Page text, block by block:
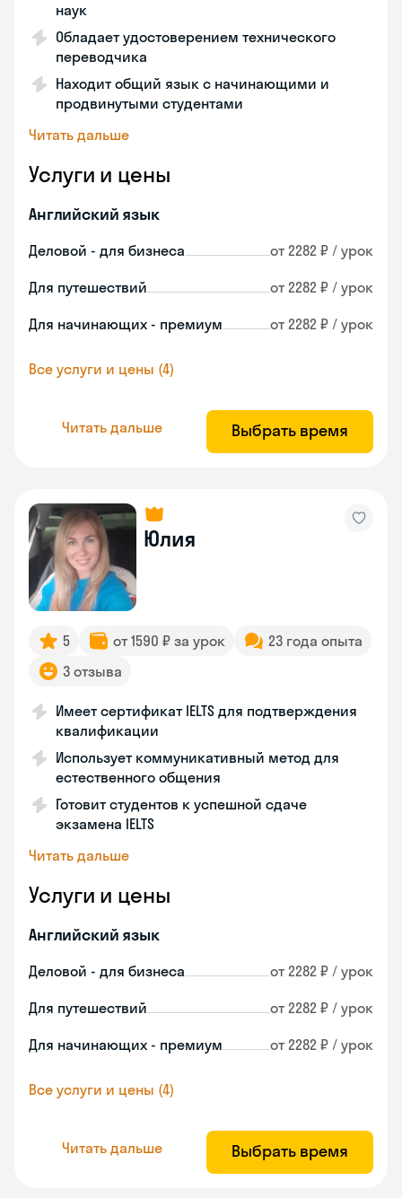
наук
Обладает удостоверением технического
переводчика
Находит общий язык с начинающими и
продвинутыми студентами
Читать дальше
Услуги и цены
Английский язык
Деловой - для бизнеса от 2282 ₽ / урок
Для путешествий от 2282 ₽ / урок
Для начинающих - премиум от 2282 ₽ / урок
Все услуги и цены (4)
Читать дальше Выбрать время
Юлия
5 от 1590 ₽ за урок
23 года опыта
3 отзыва
Имеет сертификат IELTS для подтверждения
квалификации
Использует коммуникативный метод для
естественного общения
Готовит студентов к успешной сдаче
экзамена IELTS
Читать дальше
Услуги и цены
Английский язык
Деловой - для бизнеса от 2282 ₽ / урок
Для путешествий от 2282 ₽ / урок
Для начинающих - премиум от 2282 ₽ / урок
Все услуги и цены (4)
Читать дальше Выбрать время